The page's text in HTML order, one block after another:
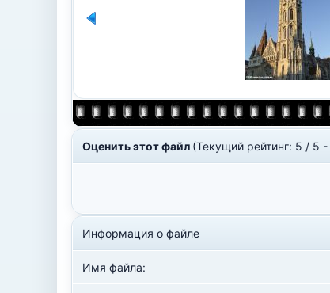
Оценить этот файл (Текущий рейтинг: 5 / 5 -
Информация о файле
Имя файла: